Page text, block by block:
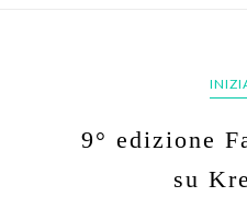
9° edizione
su